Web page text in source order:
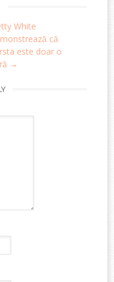
White
că
este doar o
→